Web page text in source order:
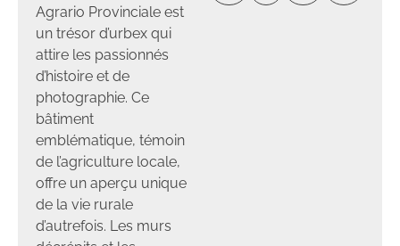
Agrario Provinciale est
un trésor d’urbex qui
attire les passionnés
d’histoire et de
photographie. Ce
bâtiment
emblématique, témoin
de l’agriculture locale,
offre un aperçu unique
de la vie rurale
d’autrefois. Les murs